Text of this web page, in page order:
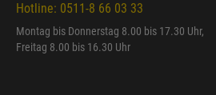
Hotline: 0511-8 66 03 33
Montag bis Donnerstag 8.00 bis 17.30 Uhr,
Freitag 8.00 bis 16.30 Uhr